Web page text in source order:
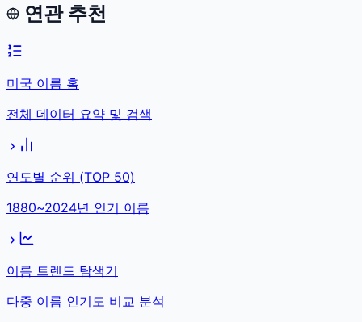
연관 추천
미국 이름 홈
전체 데이터 요약 및 검색
연도별 순위 (TOP 50)
1880~2024년 인기 이름
이름 트렌드 탐색기
다중 이름 인기도 비교 분석